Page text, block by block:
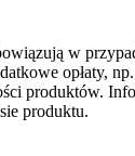
w
opłaty,
produktów.
produktu.